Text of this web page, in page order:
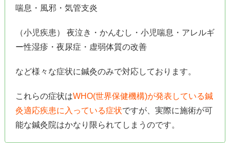
喘息・風邪・気管支炎
（小児疾患） 夜泣き・かんむし・小児喘息・アレルギ
ー性湿疹・夜尿症・虚弱体質の改善
など様々な症状に鍼灸のみで対応しております。
これらの症状はWHO(世界保健機構)が発表している鍼
灸適応疾患に入っている症状ですが、実際に施術が可
能な鍼灸院はかなり限られてしまうのです。